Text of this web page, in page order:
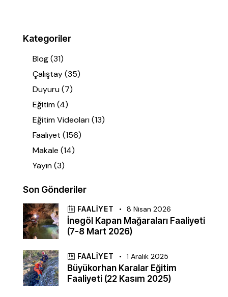
Kategoriler
Blog(31)
Çalıştay(35)
Duyuru(7)
Eğitim(4)
Eğitim Videoları(13)
Faaliyet (156)
Makale (14)
Yayın(3)
Son Gönderiler
FAALIYET 8 Nisan 2026
İnegöl Kapan Mağaraları Faaliyeti
(7-8 Mart 2026)
FAALIYET 1 Aralık 2025
Büyükorhan Karalar Eğitim
Faaliyeti (22 Kasım 2025)